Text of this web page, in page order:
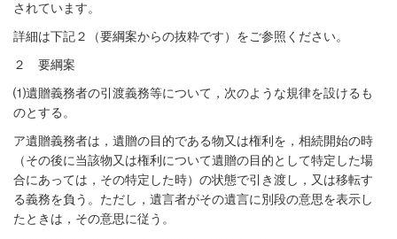
されています。
詳細は下記２（要綱案からの抜粋です）をご参照ください。
２ 要綱案
⑴遺贈義務者の引渡義務等について，次のような規律を設けるも
のとする。
ア遺贈義務者は，遺贈の目的である物又は権利を，相続開始の時
（その後に当該物又は権利について遺贈の目的として特定した場
合にあっては，その特定した時）の状態で引き渡し，又は移転す
る義務を負う。ただし，遺言者がその遺言に別段の意思を表示し
たときは，その意思に従う。